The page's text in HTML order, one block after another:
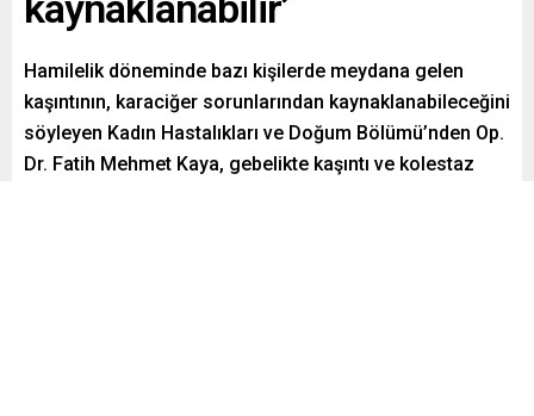
Hamilelik döneminde bazı kişilerde meydana gelen
kaşıntının, karaciğer sorunlarından kaynaklanabileceğini
söyleyen Kadın Hastalıkları ve Doğum Bölümü’nden Op.
Dr. Fatih Mehmet Kaya, gebelikte kaşıntı ve kolestaz